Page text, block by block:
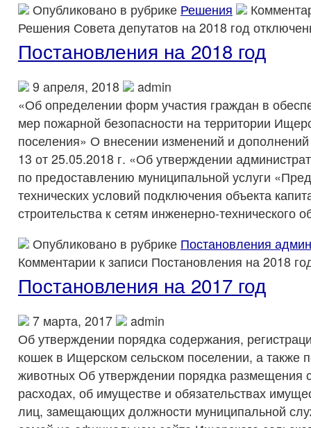
Опубликовано в рубрике Решения
Решения Совета депутатов на 2018 год
Постановления на 2018 год
9 апреля, 2018
admin
«Об определении форм участия граждан в
мер пожарной безопасности на территории
поселения» О внесении изменений и
13 от 25.05.2018 г. «Об утверждении
по предоставлению муниципальной услуги
технических условий подключения объекта
строительства к сетям инженерно-технического
Опубликовано в рубрике Постановления
Комментарии к записи Постановления на 2018
Постановления на 2017 год
7 марта, 2017
admin
Об утверждении порядка содержания,
кошек в Ищерском сельском поселении, а также
животных Об утверждении порядка размещения
расходах, об имуществе и обязательствах
лиц, замещающих должности муниципальной